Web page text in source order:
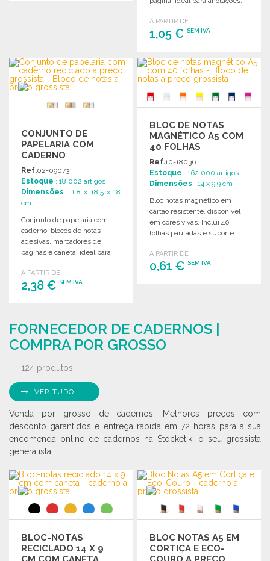
A PARTIR DE
1,05 €SEM IVA
ENCOMENDAR
Solicitar um orçamento
CONJUNTO DE
PAPELARIA COM
CADERNO
RECICLADO A PREÇO
GROSSISTA
Ref.02-09073
Estoque : 18 002 artigos
Dimensões : 1.8 x 18.5 x 18
cm
Conjunto de papelaria com
caderno, blocos de notas
adesivas, marcadores de
páginas e caneta, ideal para
A PARTIR DE
2,38 € SEM IVA
Solicitar um orçamento
BLOC DE NOTAS
MAGNÉTICO A5 COM
40 FOLHAS
Ref.10-18036
Estoque : 162 000 artigos
Dimensões : 14 x 9.9 cm
Bloc notas magnético em
cartão resistente, disponível
em cores vivas. Inclui 40
folhas pautadas e suporte
A PARTIR DE
0,61 €SEM IVA
FORNECEDOR DE CADERNOS |
COMPRA POR GROSSO
124 produtos
VER TUDO
Venda por grosso de cadernos. Melhores preços com
desconto garantidos e entrega rápida em 72 horas para a sua
encomenda online de cadernos na Stocketik, o seu grossista
generalista.
BLOC-NOTAS
RECICLADO 14 X 9
BLOC NOTAS A5 EM
CORTIÇA E ECO-